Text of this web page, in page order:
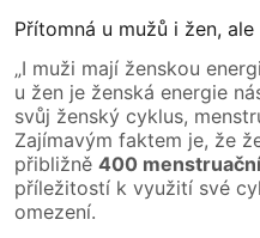
Přítomná u mužů i žen,
„I muži mají ženskou
u žen je ženská energie
svůj ženský cyklus,
Zajímavým faktem je, že
přibližně 400
příležitostí k využití své
omezení.